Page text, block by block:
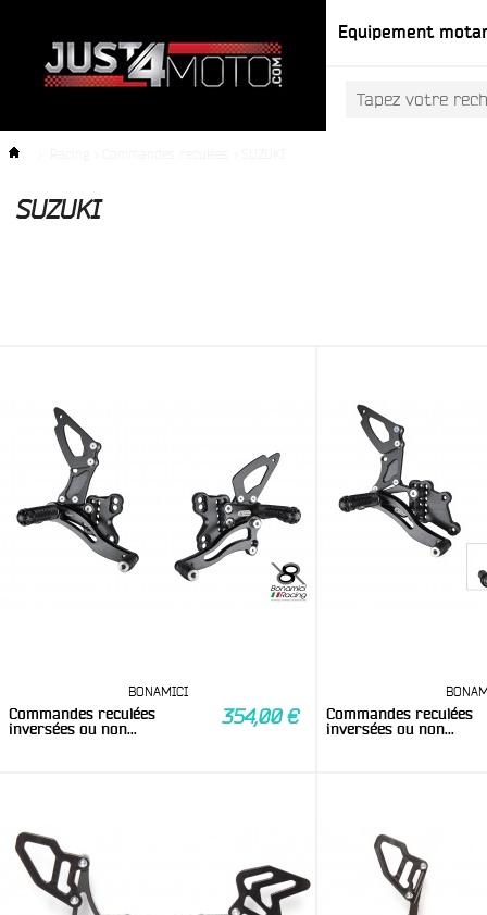
Equipement
SUZUKI
BONAMICI
Commandes reculées
inversées ou non...
354,00 €
Commandes reculées
inversées ou non...